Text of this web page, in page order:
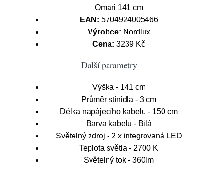
Omari 141 cm
EAN: 5704924005466
Výrobce: Nordlux
Cena: 3239 Kč
Další parametry
Výška - 141 cm
Průměr stínidla - 3 cm
Délka napájecího kabelu - 150 cm
Barva kabelu - Bílá
Světelný zdroj - 2 x integrovaná LED
Teplota světla - 2700 K
Světelný tok - 360lm